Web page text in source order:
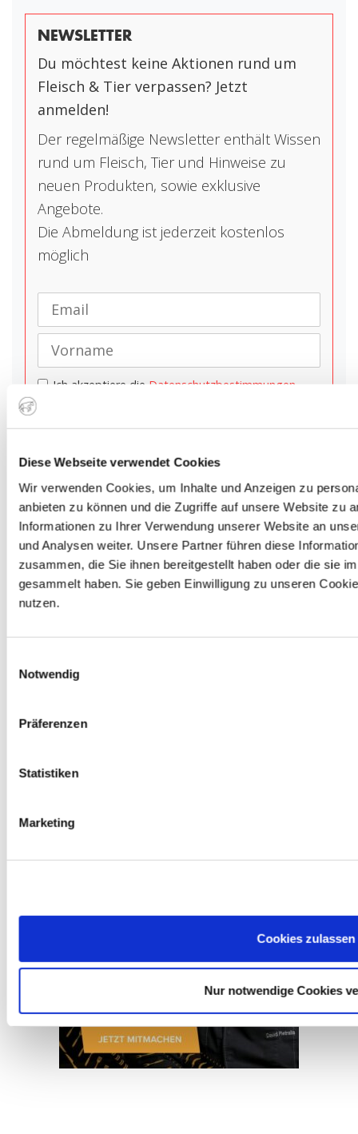
Diese Webseite verwendet Cookies
Wir verwenden Cookies, um Inhalte und Anzeigen zu
anbieten zu können und die Zugriffe auf unsere Website zu
Informationen zu Ihrer Verwendung unserer Website an
und Analysen weiter. Unsere Partner führen diese
zusammen, die Sie ihnen bereitgestellt haben oder die sie
gesammelt haben. Sie geben Einwilligung zu unseren
nutzen.
Notwendig
Präferenzen
Statistiken
Marketing
Cookies zulassen
Nur notwendige Cookies
NEWSLETTER
Du möchtest keine Aktionen rund um
Fleisch & Tier verpassen? Jetzt
anmelden!
Der regelmäßige Newsletter enthält Wissen
rund um Fleisch, Tier und Hinweise zu
neuen Produkten, sowie exklusive
Angebote.
Die Abmeldung ist jederzeit kostenlos
möglich
Ich akzeptiere die Datenschutzbestimmungen
LIEBLINGSPRODUKTE
Das Steak Quartett
Fleischglück Messer 3S von David Pietralla
Knusperhaut und saftigem Fleisch
Balsamico